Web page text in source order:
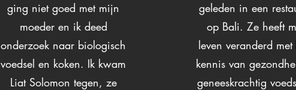
ging niet goed met mijn
moeder en ik deed
onderzoek naar biologisch
voedsel en koken. Ik kwam
Liat Solomon tegen, ze
geleden in een
op Bali. Ze heeft
leven veranderd
kennis van
geneeskrachtig